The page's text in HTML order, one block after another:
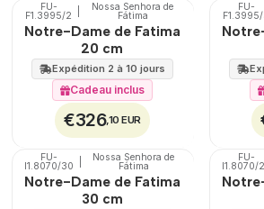
🇵🇹 100%
FU-
F1.3995/2
Nossa Senhora de
Fátima
Notre-Dame de Fatima
20 cm
Expédition 2 à 10 jours
Cadeau inclus
€326,10 EUR
🇵🇹
FU-
🇵🇹 100%
FU-
I1.8070/30
Nossa Senhora de
Fátima
Notre-Dame de Fatima
30 cm
🇵🇹
FU-
I1.8070/